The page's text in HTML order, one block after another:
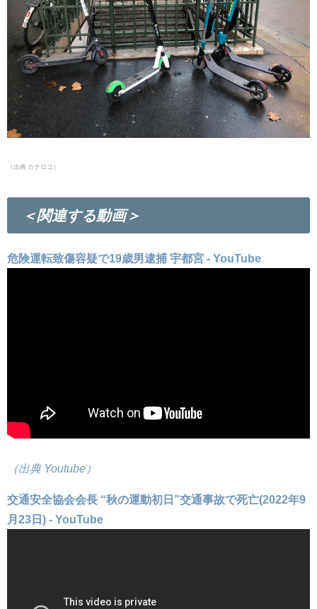
（出典 カナロコ）
＜関連する動画＞
危険運転致傷容疑で19歳男逮捕 宇都宮 - YouTube
（出典 Youtube）
交通安全協会会長 “秋の運動初日”交通事故で死亡(2022年9
月23日) - YouTube